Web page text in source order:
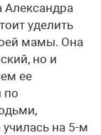
Александра
уделить
мамы. Она
но и
ее
по
на 5-м